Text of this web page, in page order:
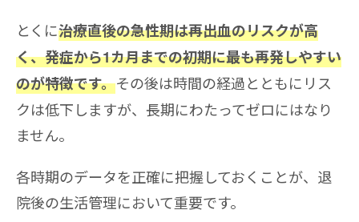
とくに治療直後の急性期は再出血のリスクが高
く、発症から1カ月までの初期に最も再発しやすい
のが特徴です。その後は時間の経過とともにリス
クは低下しますが、長期にわたってゼロにはなり
ません。
各時期のデータを正確に把握しておくことが、退
院後の生活管理において重要です。